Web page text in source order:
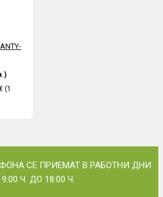
(1
СЕ ПРИЕМАТ В РАБОТНИ ДНИ
Ч. ДО 18:00 Ч.